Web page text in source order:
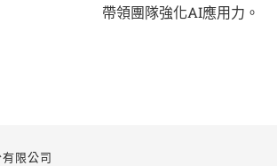
帶領團隊強化AI應用力。
限公司